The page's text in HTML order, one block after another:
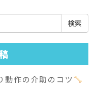
作の介助のコツ